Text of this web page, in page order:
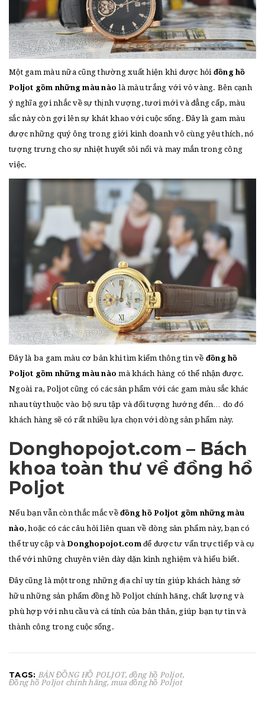
Một gam màu nữa cũng thường xuất hiện khi được hỏi đồng hồ
Poljot gồm những màu nàolà màu trắng với vỏ vàng. Bên cạnh
ý nghĩa gợi nhắc về sự thịnh vượng, tươi mới và đẳng cấp, màu
sắc này còn gợi lên sự khát khao với cuộc sống. Đây là gam màu
được những quý ông trong giới kinh doanh vô cùng yêu thích, nó
tượng trưng cho sự nhiệt huyết sôi nổi và may mắn trong công
việc.
Đây là ba gam màu cơ bản khi tìm kiếm thông tin về đồng hồ
Poljot gồm những màu nào mà khách hàng có thể nhận được.
Ngoài ra, Poljot cũng có các sản phẩm với các gam màu sắc khác
nhau tùy thuộc vào bộ sưu tập và đối tượng hướng đến… do đó
khách hàng sẽ có rất nhiều lựa chọn với dòng sản phẩm này.
Donghopojot.com – Bách
khoa toàn thư về đồng hồ
Poljot
Nếu bạn vẫn còn thắc mắc về đồng hồ Poljot gồm những màu
nào, hoặc có các câu hỏi liên quan về dòng sản phẩm này, bạn có
thể truy cập và Donghopojot.comđể được tư vấn trực tiếp và cụ
thể với những chuyên viên dày dặn kinh nghiệm và hiểu biết.
Đây cũng là một trong những địa chỉ uy tín giúp khách hàng sở
hữu những sản phẩm đồng hồ Poljot chính hãng, chất lượng và
phù hợp với nhu cầu và cá tính của bản thân, giúp bạn tự tin và
thành công trong cuộc sống.
TAGS: BÁN ĐỒNG HỒ POLJOT, đồng hồ Poljot,
Đồng hồ Poljot chính hãng, mua đồng hồ Poljot